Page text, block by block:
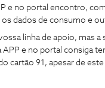
e no portal encontro,
os dados de consumo e
linha de apoio, mas
APP e no portal consiga
cartão 91, apesar de